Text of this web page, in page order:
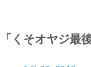
「くそオヤジ最